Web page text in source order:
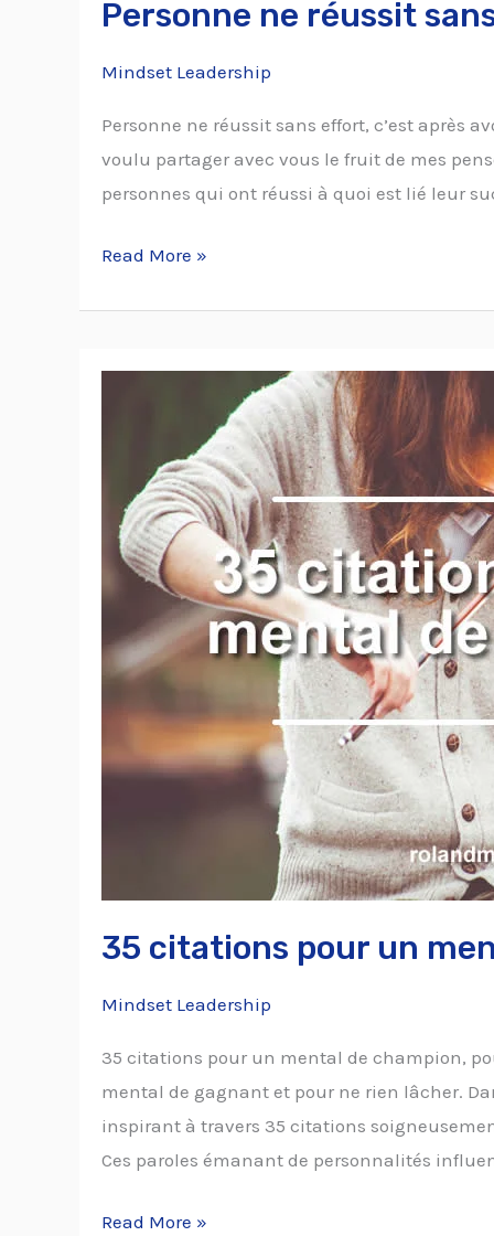
Personne ne réussit
Mindset Leadership
Personne ne réussit sans effort, c’est après
voulu partager avec vous le fruit de mes
personnes qui ont réussi à quoi est lié leur
Read More »
35 citations pour un
Mindset Leadership
35 citations pour un mental de champion,
mental de gagnant et pour ne rien lâcher.
inspirant à travers 35 citations
Ces paroles émanant de personnalités
mental
de
champion.
Read More »